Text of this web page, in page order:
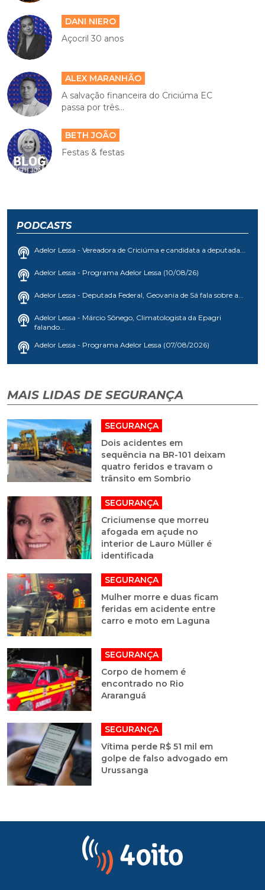
DANI NIERO
Açocril 30 anos
ALEX MARANHÃO
A salvação financeira do Criciúma EC
passa por três...
BETH JOÃO
Festas & festas
PODCASTS
Adelor Lessa - Vereadora de Criciúma e candidata a deputada...
Adelor Lessa - Programa Adelor Lessa (10/08/26)
Adelor Lessa - Deputada Federal, Geovania de Sá fala sobre a...
Adelor Lessa - Márcio Sônego, Climatologista da Epagri
falando...
Adelor Lessa - Programa Adelor Lessa (07/08/2026)
MAIS LIDAS DE SEGURANÇA
SEGURANÇA
Dois acidentes em
sequência na BR-101 deixam
quatro feridos e travam o
trânsito em Sombrio
SEGURANÇA
Criciumense que morreu
afogada em açude no
interior de Lauro Müller é
identificada
SEGURANÇA
Mulher morre e duas ficam
feridas em acidente entre
carro e moto em Laguna
SEGURANÇA
Corpo de homem é
encontrado no Rio
Araranguá
SEGURANÇA
Vítima perde R$ 51 mil em
golpe de falso advogado em
Urussanga